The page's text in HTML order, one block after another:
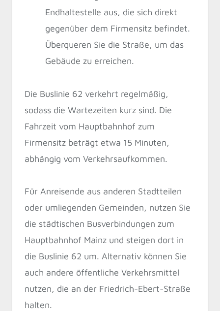
Endhaltestelle aus, die sich direkt
gegenüber dem Firmensitz befindet.
Überqueren Sie die Straße, um das
Gebäude zu erreichen.
Die Buslinie 62 verkehrt regelmäßig,
sodass die Wartezeiten kurz sind. Die
Fahrzeit vom Hauptbahnhof zum
Firmensitz beträgt etwa 15 Minuten,
abhängig vom Verkehrsaufkommen.
Für Anreisende aus anderen Stadtteilen
oder umliegenden Gemeinden, nutzen Sie
die städtischen Busverbindungen zum
Hauptbahnhof Mainz und steigen dort in
die Buslinie 62 um. Alternativ können Sie
auch andere öffentliche Verkehrsmittel
nutzen, die an der Friedrich-Ebert-Straße
halten.